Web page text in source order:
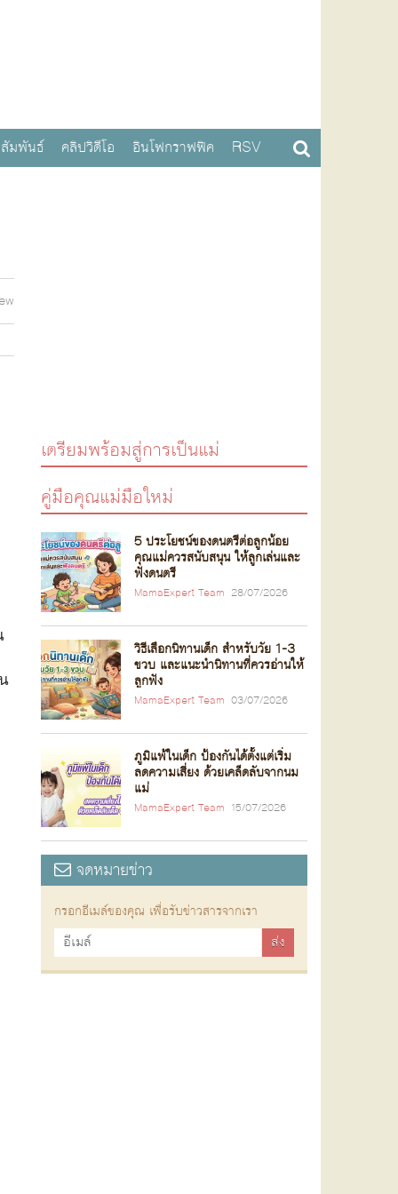
มพันธ์ คลิปวิดีโอ อินโฟกราฟฟิค RSV
เตรียมพร้อมสู่การเป็นแม่
คู่มือคุณแม่มือใหม่
5 ประโยชน์ของดนตรีต่อลูกน้อย
คุณแม่ควรสนับสนุน ให้ลูกเล่นและ
ฟังดนตรี
MamaExpert Team 28/07/2026
วิธีเลือกนิทานเด็ก สำหรับวัย 1-3
ขวบ และแนะนำนิทานที่ควรอ่านให้
ลูกฟัง
MamaExpert Team 03/07/2026
ภูมิแพ้ในเด็ก ป้องกันได้ตั้งแต่เริ่ม
ลดความเสี่ยง ด้วยเคล็ดลับจากนม
แม่
MamaExpert Team 15/07/2026
จดหมายข่าว
กรอกอีเมล์ของคุณ เพื่อรับข่าวสารจากเรา